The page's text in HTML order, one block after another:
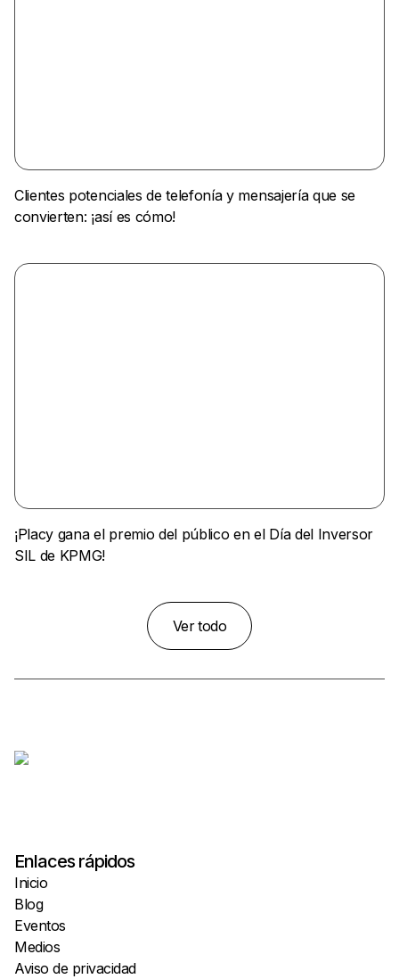
Clientes potenciales de telefonía y mensajería que se
convierten: ¡así es cómo!
¡Placy gana el premio del público en el Día del Inversor
SIL de KPMG!
Ver todo
Enlaces rápidos
Inicio
Blog
Eventos
Medios
Aviso de privacidad